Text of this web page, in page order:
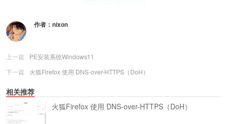
作者： nixon
上一篇
PE安装系统Windows11
下一篇
火狐Firefox 使用 DNS-over-HTTPS（DoH）
相关推荐
火狐Firefox 使用 DNS-over-HTTPS（DoH）